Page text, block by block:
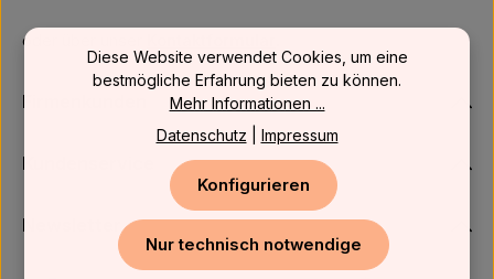
oder über unser
Firmenkunden
Kundenservice
Newsletter
Diese Website verwendet Cookies, um eine
bestmögliche Erfahrung bieten zu können.
Mehr Informationen ...
Datenschutz
Impressum
Nur technisch notwendige
Konfigurieren